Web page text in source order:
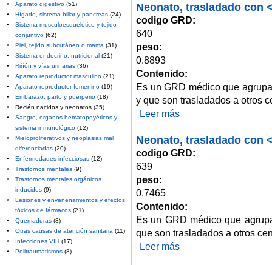
Neonato, trasladado con
codigo GRD:
640
peso:
0.8893
Contenido:
Es un GRD médico que
y que son trasladados a otros
Leer más
Neonato, trasladado con
codigo GRD:
639
peso:
0.7465
Contenido:
Es un GRD médico que
que son trasladados a otros
Leer más
Aparato digestivo (51)
Hígado, sistema biliar y páncreas (24)
Sistema musculoesquelético y tejido
conjuntivo (62)
Piel, tejido subcutáneo o mama (31)
Sistema endocrino, nutricional (21)
Riñón y vías urinarias (36)
Aparato reproductor masculino (21)
Aparato reproductor femenino (19)
Embarazo, parto y puerperio (18)
Recién nacidos y neonatos (35)
Sangre, órganos hematopoyéticos y
sistema inmunológico (12)
Mieloproliferativos y neoplasias mal
diferenciadas (20)
Enfermedades infecciosas (12)
Trastornos mentales (9)
Trastornos mentales orgánicos
inducidos (9)
Lesiones y envenenamientos y efectos
tóxicos de fármacos (21)
Quemaduras (8)
Otras causas de atención sanitaria (11)
Infecciones VIH (17)
Politraumatismos (8)